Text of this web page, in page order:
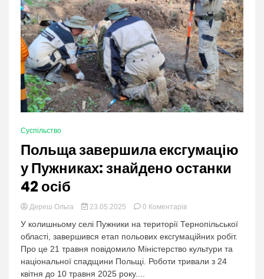
Суспільство
Польща завершила ексгумацію
у Пужниках: знайдено останки
42 осіб
Дереш Ольга 23.05.2025 0 Коментарівв
Польща
завершила
ексгумацію
у
У колишньому селі Пужники на території Тернопільської
області, завершився етап польових ексгумаційних робіт.
Про це 21 травня повідомило Міністерство культури та
національної спадщини Польщі. Роботи тривали з 24
квітня до 10 травня 2025 року....